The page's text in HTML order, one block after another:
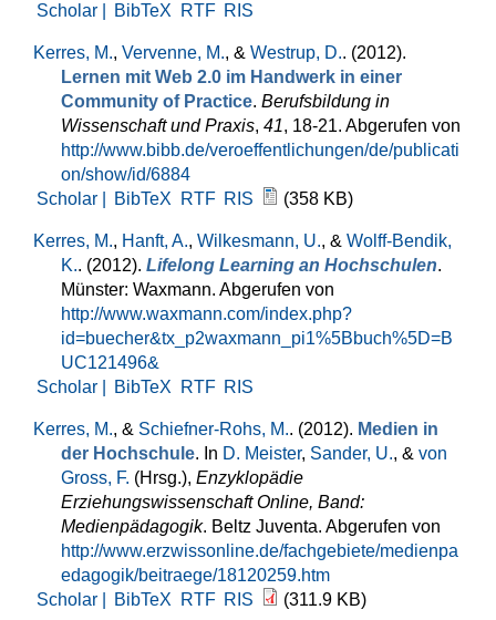
Scholar |
BibTeX RTF RIS
Kerres, M., Vervenne, M., & Westrup, D.. (2012).
Lernen mit Web 2.0 im Handwerk in einer
Community of Practice. Berufsbildung in
Wissenschaft und Praxis, 41, 18-21. Abgerufen von
http://www.bibb.de/veroeffentlichungen/de/publicati
on/show/id/6884
Scholar |
BibTeX RTF RIS (358 KB)
Kerres, M., Hanft, A., Wilkesmann, U., & Wolff-Bendik,
K.. (2012). Lifelong Learning an Hochschulen.
Münster: Waxmann. Abgerufen von
http://www.waxmann.com/index.php?
id=buecher&tx_p2waxmann_pi1%5Bbuch%5D=B
UC121496&
Scholar |
BibTeX RTF RIS
Kerres, M., & Schiefner-Rohs, M.. (2012). Medien in
der Hochschule. In D. Meister, Sander, U., & von
Gross, F. (Hrsg.), Enzyklopädie
Erziehungswissenschaft Online, Band:
Medienpädagogik. Beltz Juventa. Abgerufen von
http://www.erzwissonline.de/fachgebiete/medienpa
edagogik/beitraege/18120259.htm
Scholar |
BibTeX RTF RIS (311.9 KB)